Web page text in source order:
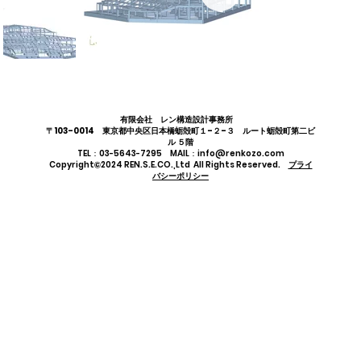
有限会社 レン構造設計事務所
〒103-0014 東京都中央区日本橋蛎殻町１-２-３ ルート蛎殻町第二ビ
ル ５階
TEL：03-5643-7295 MAIL：info@renkozo.com
Copyright©2024 REN.S.E.CO.,Ltd All Rights Reserved. プライ
バシーポリシー